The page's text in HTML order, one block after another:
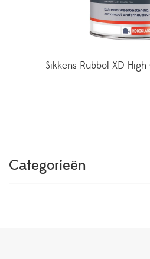
Sikkens Rubbol XD
Categorieën